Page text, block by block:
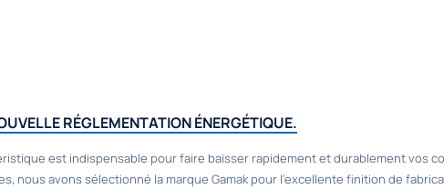
RÉGLEMENTATION ÉNERGÉTIQUE.
est indispensable pour faire baisser rapidement et durablement vos
avons sélectionné la marque Gamak pour l’excellente finition de